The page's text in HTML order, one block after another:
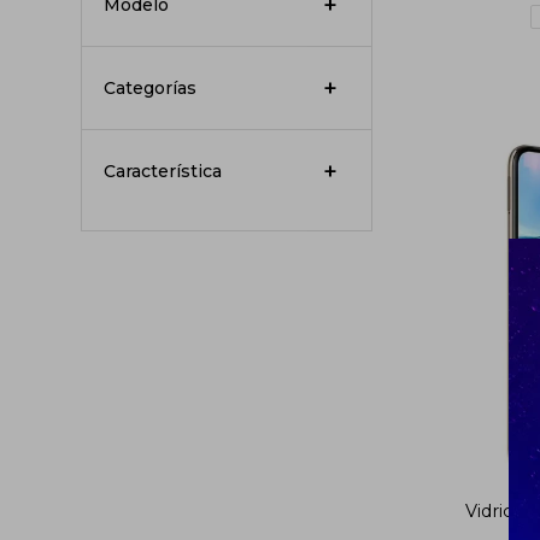
Vidrio
Modelo
Categorías
Característica